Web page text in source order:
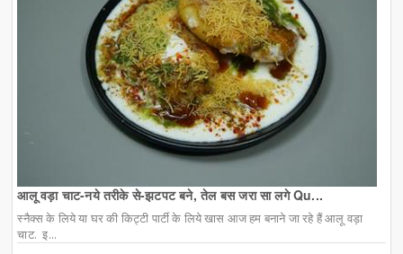
आलू वड़ा चाट-नये तरीके से-झटपट बने, तेल बस जरा सा लगे Qu...
स्नैक्स के लिये या घर की किट्टी पार्टी के लिये खास आज हम बनाने जा रहे हैं आलू वड़ा
चाट. इ...